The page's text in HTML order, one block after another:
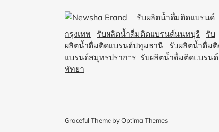
รับผลิตน้ำดื่มติดแบรนด์
กรุงเทพ
รับผลิตน้ำดื่มติดแบรนด์นนทบุรี
รับ
ผลิตน้ำดื่มติดแบรนด์ปทุมธานี
รับผลิตน้ำดื่ม
แบรนด์สมุทรปราการ รับผลิตน้ำดื่มติดแบรนด์
พัทยา
Graceful Theme byOptima Themes